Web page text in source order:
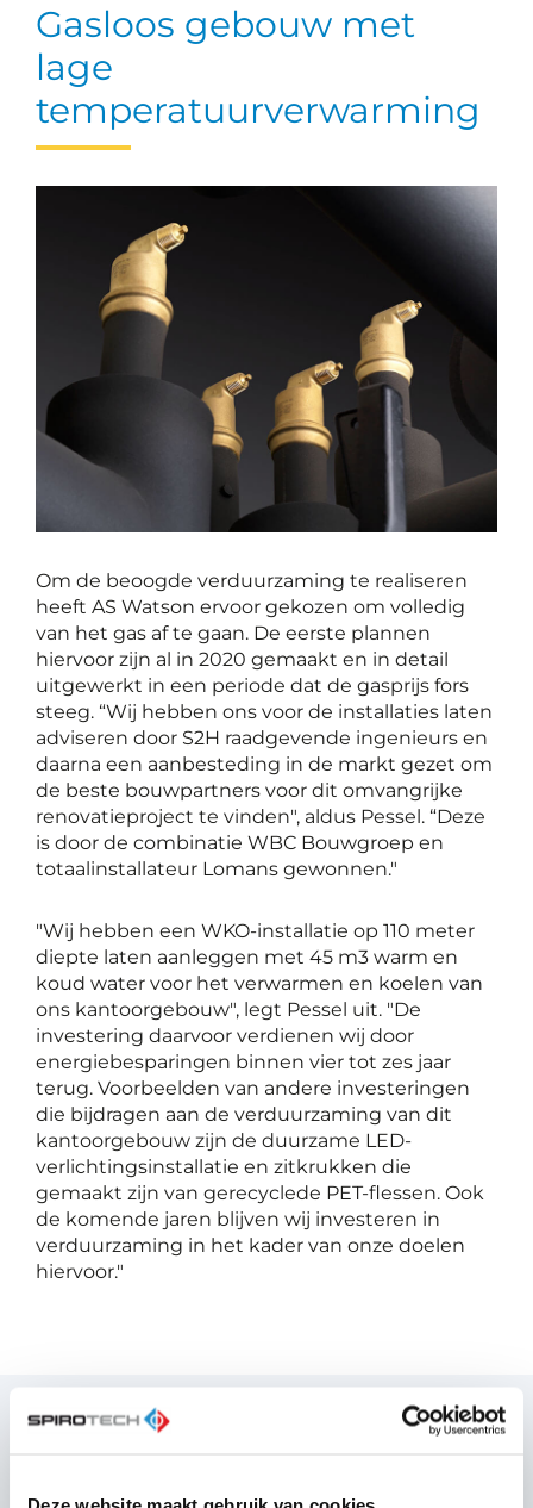
Deze website maakt gebruik van cookies
Gasloos gebouw met
lage
temperatuurverwarming
Om de beoogde verduurzaming te realiseren
heeft AS Watson ervoor gekozen om volledig
van het gas af te gaan. De eerste plannen
hiervoor zijn al in 2020 gemaakt en in detail
uitgewerkt in een periode dat de gasprijs fors
steeg. “Wij hebben ons voor de installaties laten
adviseren door S2H raadgevende ingenieurs en
daarna een aanbesteding in de markt gezet om
de beste bouwpartners voor dit omvangrijke
renovatieproject te vinden", aldus Pessel. “Deze
is door de combinatie WBC Bouwgroep en
totaalinstallateur Lomans gewonnen."
"Wij hebben een WKO-installatie op 110 meter
diepte laten aanleggen met 45 m3 warm en
koud water voor het verwarmen en koelen van
ons kantoorgebouw", legt Pessel uit. "De
investering daarvoor verdienen wij door
energiebesparingen binnen vier tot zes jaar
terug. Voorbeelden van andere investeringen
die bijdragen aan de verduurzaming van dit
kantoorgebouw zijn de duurzame LED-
verlichtingsinstallatie en zitkrukken die
gemaakt zijn van gerecyclede PET-flessen. Ook
de komende jaren blijven wij investeren in
verduurzaming in het kader van onze doelen
hiervoor."